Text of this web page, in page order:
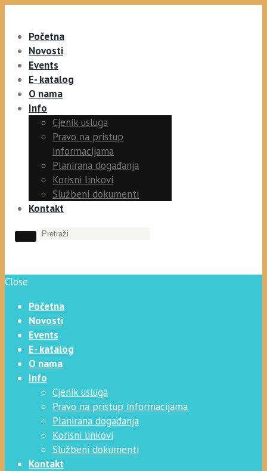
Početna
Novosti
Events
E- katalog
O nama
Info
Cjenik usluga
Pravo na pristup
informacijama
Planirana događanja
Korisni linkovi
Službeni dokumenti
Kontakt
Close
Početna
Novosti
Events
E- katalog
O nama
Info
Cjenik usluga
Pravo na pristup informacijama
Planirana događanja
Korisni linkovi
Službeni dokumenti
Kontakt